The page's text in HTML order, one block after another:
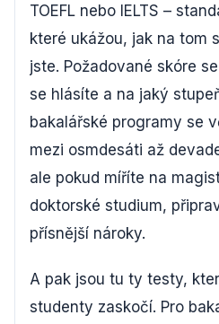
TOEFL nebo IELTS –
které ukážou, jak na tom
jste. Požadované skóre
se hlásíte a na jaký
bakalářské programy se
mezi osmdesáti až
ale pokud míříte na
doktorské studium,
přísnější nároky.
A pak jsou tu ty testy,
studenty zaskočí. Pro